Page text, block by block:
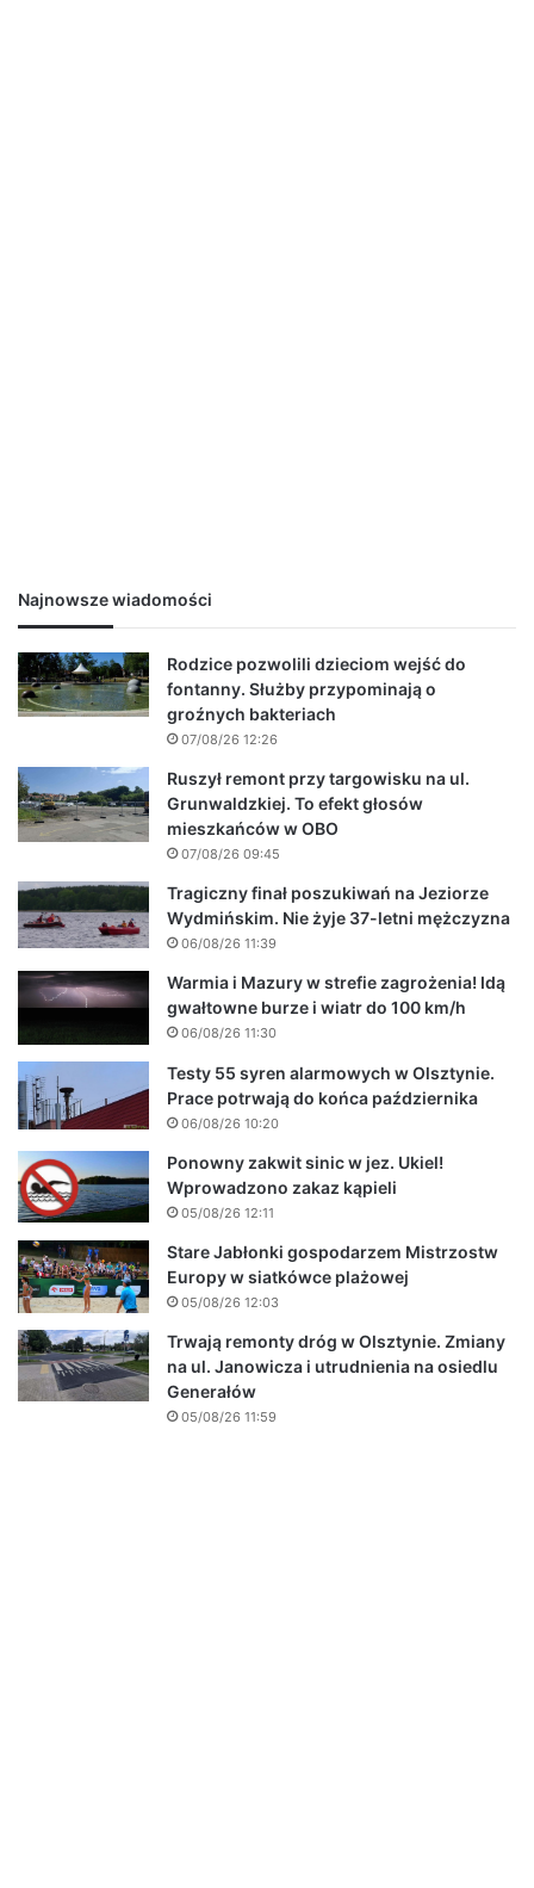
Najnowsze wiadomości
Rodzice pozwolili dzieciom wejść do
fontanny. Służby przypominają o
groźnych bakteriach
07/08/26 12:26
Ruszył remont przy targowisku na ul.
Grunwaldzkiej. To efekt głosów
mieszkańców w OBO
07/08/26 09:45
Tragiczny finał poszukiwań na Jeziorze
Wydmińskim. Nie żyje 37-letni mężczyzna
06/08/26 11:39
Warmia i Mazury w strefie zagrożenia! Idą
gwałtowne burze i wiatr do 100 km/h
06/08/26 11:30
Testy 55 syren alarmowych w Olsztynie.
Prace potrwają do końca października
06/08/26 10:20
Ponowny zakwit sinic w jez. Ukiel!
Wprowadzono zakaz kąpieli
05/08/26 12:11
Stare Jabłonki gospodarzem Mistrzostw
Europy w siatkówce plażowej
05/08/26 12:03
Trwają remonty dróg w Olsztynie. Zmiany
na ul. Janowicza i utrudnienia na osiedlu
Generałów
05/08/26 11:59